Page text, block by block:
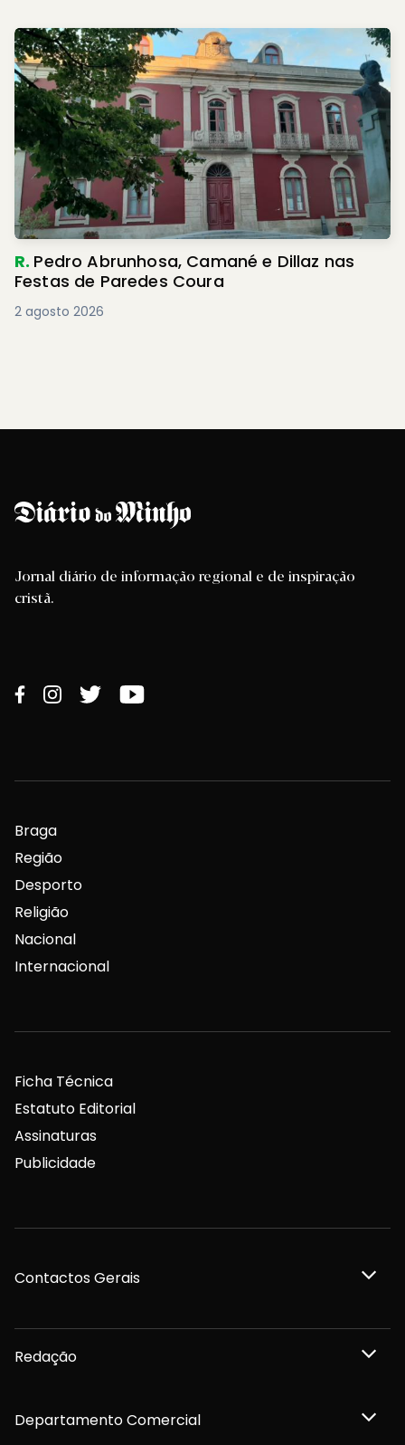
R. Pedro Abrunhosa, Camané e Dillaz nas
Festas de Paredes Coura
2 agosto 2026
Jornal diário de informação regional e de inspiração
cristã.
Braga
Região
Desporto
Religião
Nacional
Internacional
Ficha Técnica
Estatuto Editorial
Assinaturas
Publicidade
Contactos Gerais
Redação
Departamento Comercial